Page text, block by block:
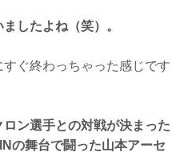
したよね（笑）。
ぐ終わっちゃった感じです
ン選手との対戦が決まった
の舞台で闘った山本アーセ